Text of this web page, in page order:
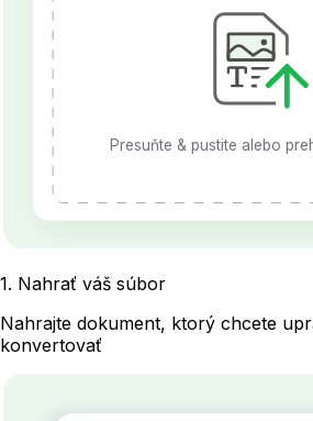
Presuňte & pustite alebo
1. Nahrať váš súbor
Nahrajte dokument, ktorý chcete
konvertovať